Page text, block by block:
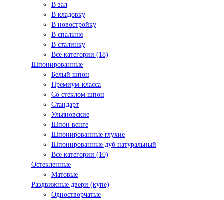
В зал
В кладовку
В новостройку
В спальню
В сталинку
Все категории (18)
Шпонированные
Белый шпон
Премиум-класса
Со стеклом шпон
Стандарт
Ульяновские
Шпон венге
Шпонированные глухие
Шпонированные дуб натуральный
Все категории (10)
Остекленные
Матовые
Раздвижные двери (купе)
Одностворчатые